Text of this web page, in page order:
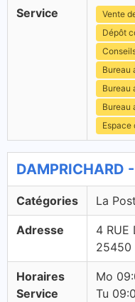
Service
Vente
Dépôt
Bureau
Bureau
Bureau
DAMPRICHARD
Catégories La
Adresse
4 RUE
25450
Horaires
Service
Mo
Tu